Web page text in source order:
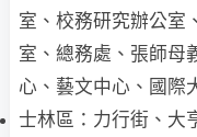
室、校務研究辦公室
室、總務處、張師母
心、藝文中心、國際
士林區：力行街、大